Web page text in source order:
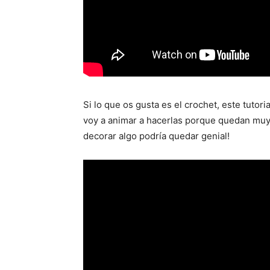
Si lo que os gusta es el crochet, este
voy a animar a hacerlas porque quedan
decorar algo podría quedar genial!